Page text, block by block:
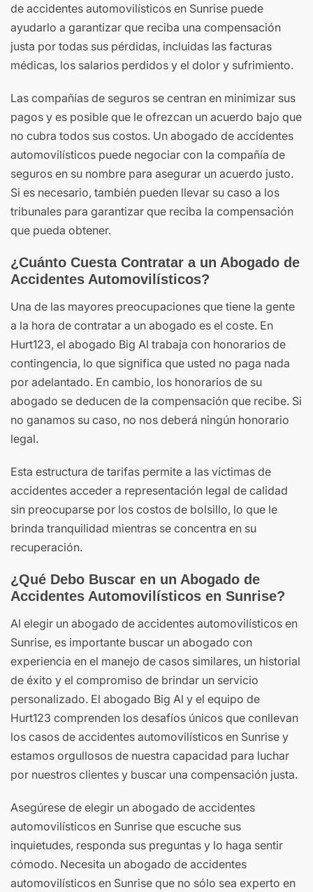
de accidentes automovilísticos en Sunrise puede
ayudarlo a garantizar que reciba una compensación
justa por todas sus pérdidas, incluidas las facturas
médicas, los salarios perdidos y el dolor y sufrimiento.
Las compañías de seguros se centran en minimizar sus
pagos y es posible que le ofrezcan un acuerdo bajo que
no cubra todos sus costos. Un abogado de accidentes
automovilísticos puede negociar con la compañía de
seguros en su nombre para asegurar un acuerdo justo.
Si es necesario, también pueden llevar su caso a los
tribunales para garantizar que reciba la compensación
que pueda obtener.
¿Cuánto Cuesta Contratar a un Abogado de
Accidentes Automovilísticos?
Una de las mayores preocupaciones que tiene la gente
a la hora de contratar a un abogado es el coste. En
Hurt123, el abogado Big Al trabaja con honorarios de
contingencia, lo que significa que usted no paga nada
por adelantado. En cambio, los honorarios de su
abogado se deducen de la compensación que recibe. Si
no ganamos su caso, no nos deberá ningún honorario
legal.
Esta estructura de tarifas permite a las víctimas de
accidentes acceder a representación legal de calidad
sin preocuparse por los costos de bolsillo, lo que le
brinda tranquilidad mientras se concentra en su
recuperación.
¿Qué Debo Buscar en un Abogado de
Accidentes Automovilísticos en Sunrise?
Al elegir un abogado de accidentes automovilísticos en
Sunrise, es importante buscar un abogado con
experiencia en el manejo de casos similares, un historial
de éxito y el compromiso de brindar un servicio
personalizado. El abogado Big Al y el equipo de
Hurt123 comprenden los desafíos únicos que conllevan
los casos de accidentes automovilísticos en Sunrise y
estamos orgullosos de nuestra capacidad para luchar
por nuestros clientes y buscar una compensación justa.
Asegúrese de elegir un abogado de accidentes
automovilísticos en Sunrise que escuche sus
inquietudes, responda sus preguntas y lo haga sentir
cómodo. Necesita un abogado de accidentes
automovilísticos en Sunrise que no sólo sea experto en